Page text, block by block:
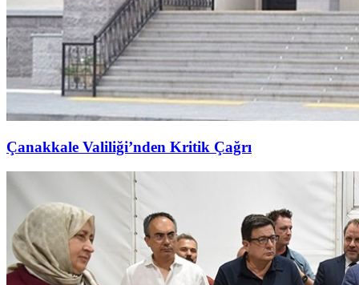
Çanakkale Valiliği’nden Kritik Çağrı